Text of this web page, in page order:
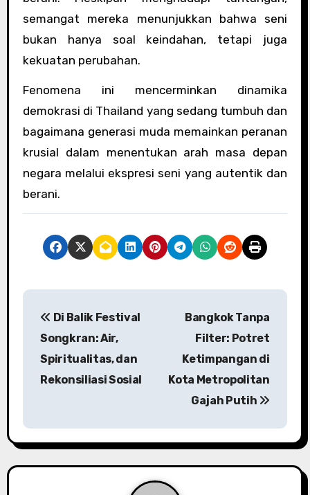
semangat mereka menunjukkan bahwa seni
bukan hanya soal keindahan, tetapi juga
kekuatan perubahan.
Fenomena ini mencerminkan dinamika
demokrasi di Thailand yang sedang tumbuh dan
bagaimana generasi muda memainkan peranan
krusial dalam menentukan arah masa depan
negara melalui ekspresi seni yang autentik dan
berani.
P
a
v
Di Balik Festival
Songkran: Air,
Spiritualitas, dan
Rekonsiliasi Sosial
Bangkok Tanpa
Filter: Potret
Ketimpangan di
Kota Metropolitan
Gajah Putih